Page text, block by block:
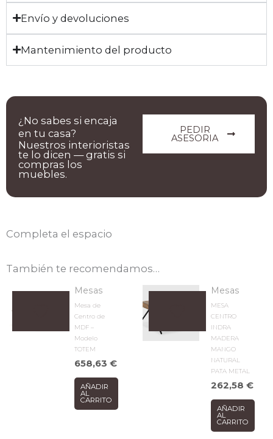
Envío y devoluciones
Mantenimiento del producto
PEDIR
ASESORIA
¿No sabes si encaja
en tu casa?
Nuestros interioristas
te lo dicen — gratis si
compras los
muebles.
Completa el espacio
También te recomendamos…
Mesas
Mesa de
Centro de
MDF –
Modelo
TOTEM
658,63€
AÑADIR
AL
CARRITO
Mesas
MESA
CENTRO
INDRA
MADERA
MANGO
NATURAL
PATA METAL
262,58€
AÑADIR
AL
CARRITO